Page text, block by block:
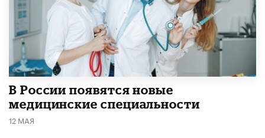
В России появятся новые
медицинские специальности
12 МАЯ